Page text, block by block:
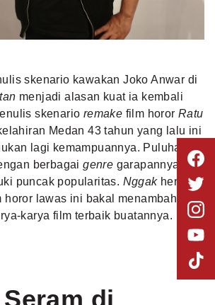
skenario kawakanJoko Anwar di
menjadi alasan kuat ia kembali
skenario remake film hororRatu
Medan 43 tahun yang lalu ini
lagi kemampuannya. Puluhan
berbagaigenre garapannya
puncak popularitas. Nggak heran
horor lawas ini bakal menambah
karya film terbaik buatannya.
Seram di